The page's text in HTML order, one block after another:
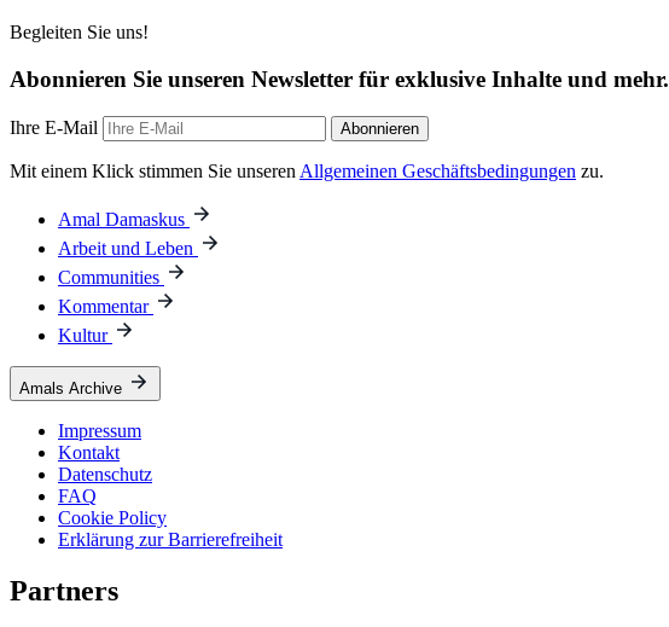
Begleiten Sie uns!
Abonnieren Sie unseren Newsletter für exklusive Inhalte und mehr.
Ihre E-Mail Abonnieren
Mit einem Klick stimmen Sie unseren Allgemeinen Geschäftsbedingungen zu.
Amal Damaskus
Arbeit und Leben
Communities
Kommentar
Kultur
Amals Archive
Impressum
Kontakt
Datenschutz
FAQ
Cookie Policy
Erklärung zur Barrierefreiheit
Partners